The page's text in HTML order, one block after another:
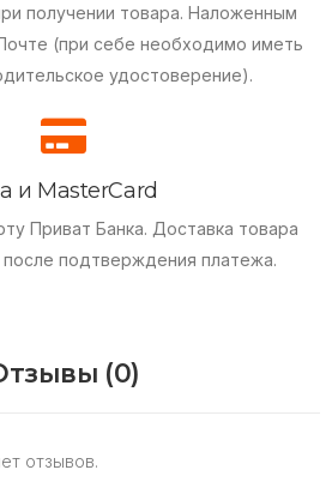
получении товара. Наложенным
(при себе необходимо иметь
удостоверение).
и MasterCard
Приват Банка. Доставка товара
подтверждения платежа.
(0)
отзывов.